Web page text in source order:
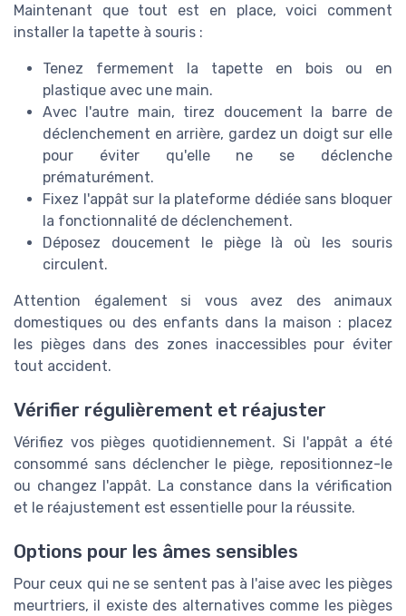
Maintenant que tout est en place, voici comment
installer la tapette à souris :
Tenez fermement la tapette en bois ou en
plastique avec une main.
Avec l'autre main, tirez doucement la barre de
déclenchement en arrière, gardez un doigt sur elle
pour éviter qu'elle ne se déclenche
prématurément.
Fixez l'appât sur la plateforme dédiée sans bloquer
la fonctionnalité de déclenchement.
Déposez doucement le piège là où les souris
circulent.
Attention également si vous avez des animaux
domestiques ou des enfants dans la maison : placez
les pièges dans des zones inaccessibles pour éviter
tout accident.
Vérifier régulièrement et réajuster
Vérifiez vos pièges quotidiennement. Si l'appât a été
consommé sans déclencher le piège, repositionnez-le
ou changez l'appât. La constance dans la vérification
et le réajustement est essentielle pour la réussite.
Options pour les âmes sensibles
Pour ceux qui ne se sentent pas à l'aise avec les pièges
meurtriers, il existe des alternatives comme les pièges